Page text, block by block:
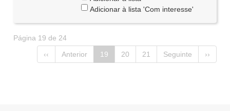
Adicionar à lista 'Com interesse'
Página 19 de 24
‹‹
Anterior 19 20 21 Seguinte ››